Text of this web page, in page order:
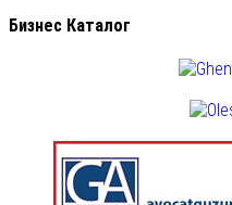
Бизнес Каталог